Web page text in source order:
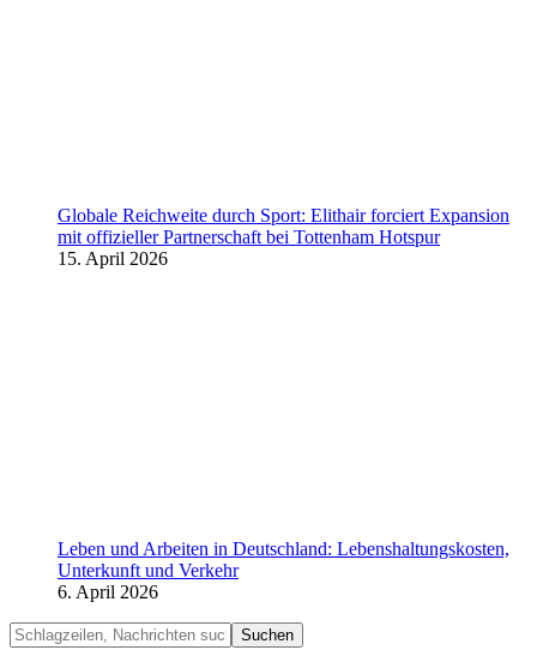
Globale Reichweite durch Sport: Elithair forciert Expansion
mit offizieller Partnerschaft bei Tottenham Hotspur
15. April 2026
Leben und Arbeiten in Deutschland: Lebenshaltungskosten,
Unterkunft und Verkehr
6. April 2026